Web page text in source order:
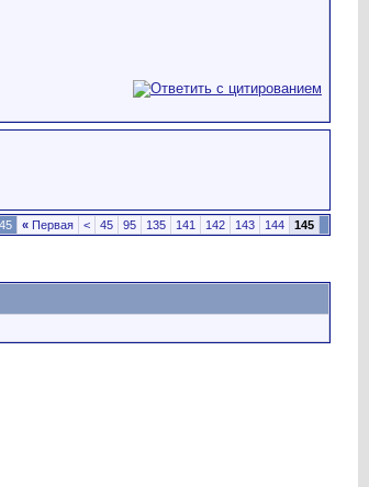
« Первая < 45 95 135 141 142 143 144 145